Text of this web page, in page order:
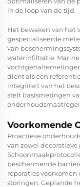
in de loop van de tijd.
Het bewaken van het
gespecialiseerde
van
waterinfiltratie.
dient als een
integriteit van het
stelt basismetingen
Voorkomende
Proactieve
van zowel
beschermende
reparaties
storingen. Geplande